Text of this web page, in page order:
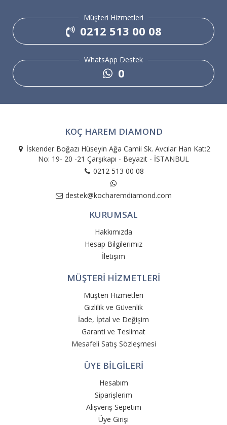
Müşteri Hizmetleri
0212 513 00 08
WhatsApp Destek
0
KOÇ HAREM DIAMOND
İskender Boğazı Hüseyin Ağa Camii Sk. Avcılar Han Kat:2
No: 19- 20 -21 Çarşıkapı - Beyazıt - İSTANBUL
0212 513 00 08
destek@kocharemdiamond.com
KURUMSAL
Hakkımızda
Hesap Bilgilerimiz
İletişim
MÜŞTERİ HİZMETLERİ
Müşteri Hizmetleri
Gizlilik ve Güvenlik
İade, İptal ve Değişim
Garanti ve Teslimat
Mesafeli Satış Sözleşmesi
ÜYE BİLGİLERİ
Hesabım
Siparişlerim
Alışveriş Sepetim
Üye Girişi